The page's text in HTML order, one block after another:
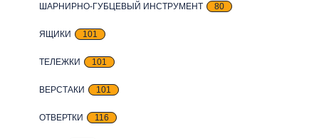
ШАРНИРНО-ГУБЦЕВЫЙ ИНСТРУМЕНТ 80
ЯЩИКИ 101
ТЕЛЕЖКИ 101
ВЕРСТАКИ 101
ОТВЕРТКИ 116